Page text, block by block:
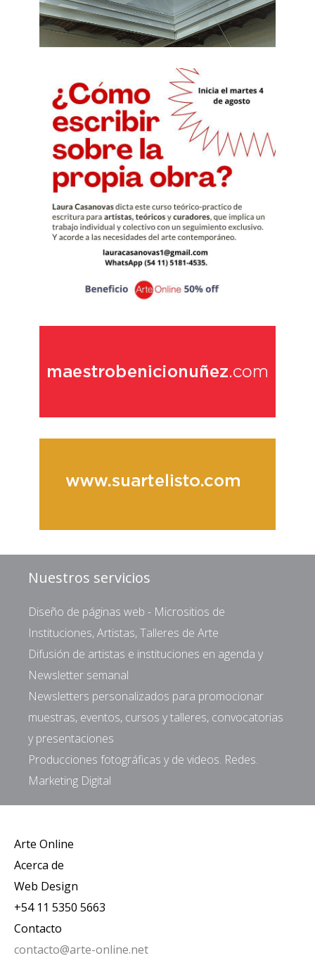
Nuestros servicios
Diseño de páginas web - Micrositios de
Instituciones, Artistas, Talleres de Arte
Difusión de artistas e instituciones en agenda y
Newsletter semanal
Newsletters personalizados para promocionar
muestras, eventos, cursos y talleres, convocatorias
y presentaciones
Producciones fotográficas y de videos. Redes.
Marketing Digital
Arte Online
Acerca de
Web Design
+54 11 5350 5663
Contacto
contacto@arte-online.net